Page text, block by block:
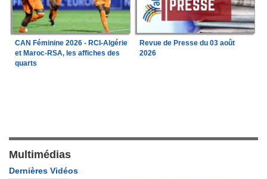
CAN Féminine 2026 - RCI-Algérie
et Maroc-RSA, les affiches des
quarts
Revue de Presse du 03 août
2026
Multimédias
Dernières Vidéos